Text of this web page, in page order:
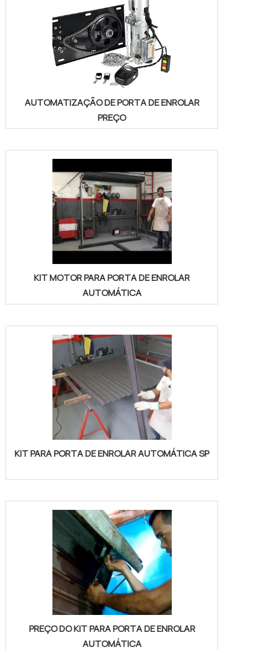
AUTOMATIZAÇÃO DE PORTA DE ENROLAR
PREÇO
KIT MOTOR PARA PORTA DE ENROLAR
AUTOMÁTICA
KIT PARA PORTA DE ENROLAR AUTOMÁTICA SP
PREÇO DO KIT PARA PORTA DE ENROLAR
AUTOMÁTICA